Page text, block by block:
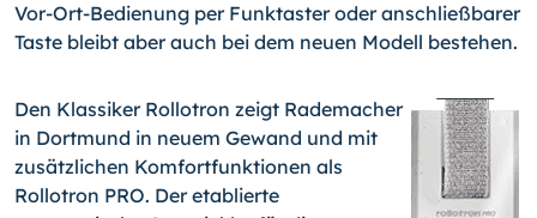
Vor-Ort-Bedienung per Funktaster oder anschließbarer
Taste bleibt aber auch bei dem neuen Modell bestehen.
Den Klassiker Rollotron zeigt Rademacher
in Dortmund in neuem Gewand und mit
zusätzlichen Komfortfunktionen als
Rollotron PRO. Der etablierte